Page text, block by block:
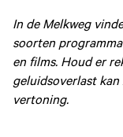
In de Melkweg
soorten
en films. Houd er
geluidsoverlast
vertoning.